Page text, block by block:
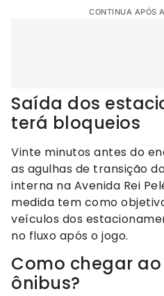
CONTINUA APÓS
Saída dos
terá bloqueios
Vinte minutos antes do
as agulhas de transição
interna na Avenida Rei
medida tem como
veículos dos
no fluxo após o jogo.
Como chegar
ônibus?